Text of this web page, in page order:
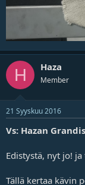
H Haza
Member
21 Syyskuu 2016
Vs: Hazan
Edistystä, nyt jo! ja
Tällä kertaa kävin